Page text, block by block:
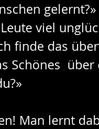
viel
finde das
Schönes  über
Man lernt